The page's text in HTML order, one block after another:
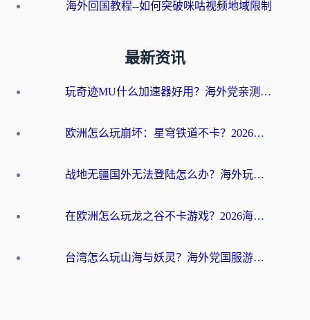
海外回国教程--如何突破咪咕视频地域限制
最新资讯
玩奇迹MU什么加速器好用？海外党亲测：这款加速器让你告别延迟卡顿！
欧洲怎么玩崩坏：星穹铁道不卡？2026海外玩家国服游戏加速器终极攻略
战地无疆国外无法登陆怎么办？海外玩家国服畅玩终极指南（附欧服魔兽EVE加速方案）
在欧洲怎么玩龙之谷不卡游戏？2026海外党国服游戏加速全攻略
台湾怎么玩山海与妖灵？海外党国服游戏加速全攻略，告别延迟卡顿